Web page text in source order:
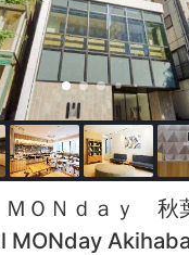
ＯＮｄａｙ 秋
MONday